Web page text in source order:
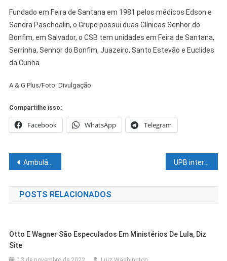
Fundado em Feira de Santana em 1981 pelos médicos Edson e
Sandra Paschoalin, o Grupo possui duas Clínicas Senhor do
Bonfim, em Salvador, o CSB tem unidades em Feira de Santana,
Serrinha, Senhor do Bonfim, Juazeiro, Santo Estevão e Euclides
da Cunha.
A & G Plus/Foto: Divulgação
Compartilhe isso:
Facebook WhatsApp Telegram
Navegação
de
Post
Ambulâncias e viaturas reforçam saúde e segurança pública na Bahia UPB intermedia com governo estadual e federal apoio para os municípios atingidos pelas chuvas
POSTS RELACIONADOS
Otto E Wagner São Especulados Em Ministérios De Lula, Diz
Site